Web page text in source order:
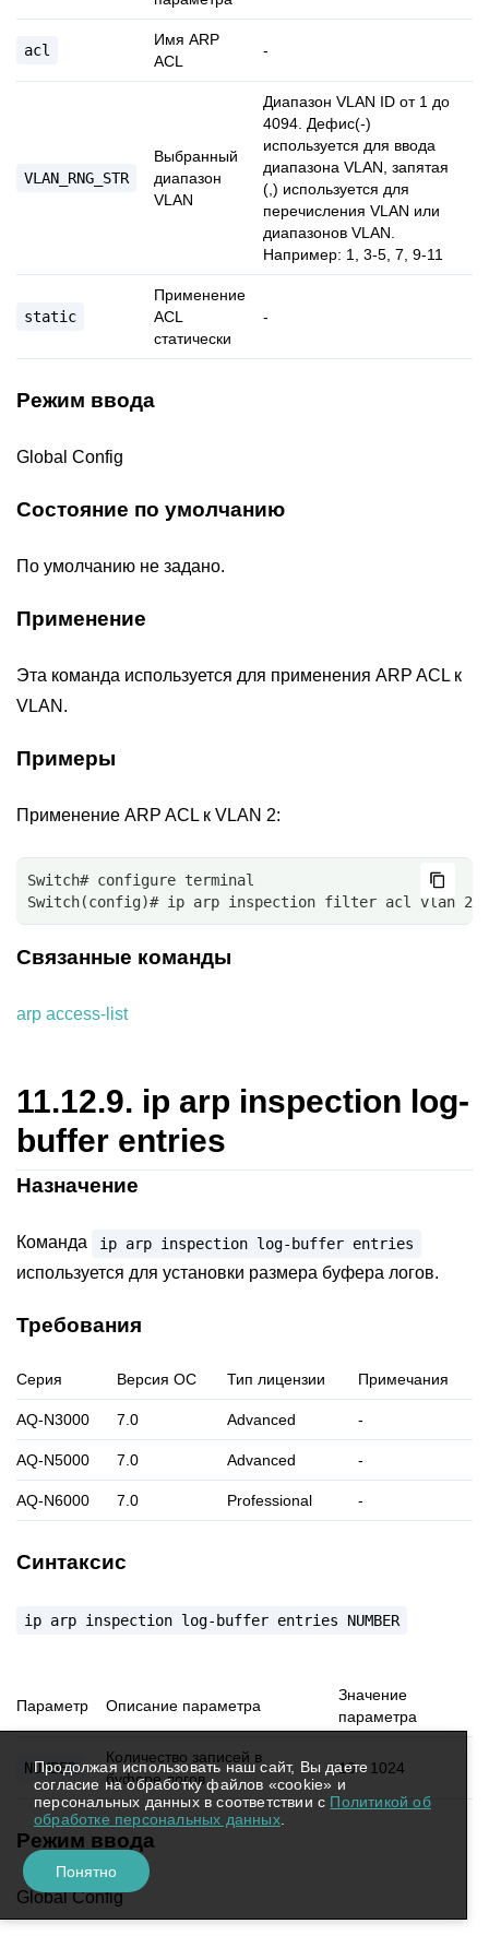
acl
Имя ARP
ACL
-
VLAN_RNG_STR
Выбранный
диапазон
VLAN
Диапазон VLAN ID от 1 до
4094. Дефис(-)
используется для ввода
диапазона VLAN, запятая
(,) используется для
перечисления VLAN или
диапазонов VLAN.
Например: 1, 3-5, 7, 9-11
static
Применение
ACL
статически
-
Режим ввода
Global Config
Состояние по умолчанию
По умолчанию не задано.
Применение
Эта команда используется для применения ARP ACL к
VLAN.
Примеры
Применение ARP ACL к VLAN 2:
Switch# configure terminal
Switch(config)# ip arp inspection filter acl vlan 2
Связанные команды
arp access-list
11.12.9. ip arp inspection log-
buffer entries
Назначение
Команда ip arp inspection log-buffer entries
используется для установки размера буфера логов.
Требования
Серия Версия ОС Тип лицензии Примечания
AQ-N3000 7.0 Advanced -
AQ-N5000 7.0 Advanced -
AQ-N6000 7.0 Professional -
Синтаксис
ip arp inspection log-buffer entries NUMBER
Параметр Описание параметра
Значение
параметра
NUMBER
Количество записей в
буфере логов
10 - 1024
Режим ввода
Global Config
Продолжая использовать наш сайт, Вы даете
согласие на обработку файлов «cookie» и
персональных данных в соответствии с Политикой об
обработке персональных данных.
Понятно